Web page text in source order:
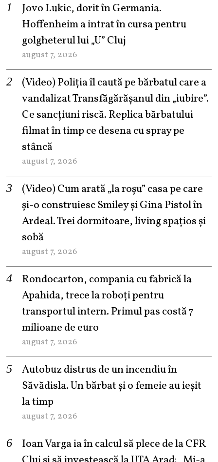
Jovo Lukic, dorit în Germania.
Hoffenheim a intrat în cursa pentru
golgheterul lui „U” Cluj
august 7, 2026
(Video) Poliția îl caută pe bărbatul care a
vandalizat Transfăgărășanul din „iubire”.
Ce sancțiuni riscă. Replica bărbatului
filmat în timp ce desena cu spray pe
stâncă
august 7, 2026
(Video) Cum arată „la roşu” casa pe care
şi-o construiesc Smiley şi Gina Pistol în
Ardeal. Trei dormitoare, living spațios și
sobă
august 7, 2026
Rondocarton, compania cu fabrică la
Apahida, trece la roboți pentru
transportul intern. Primul pas costă 7
milioane de euro
august 7, 2026
Autobuz distrus de un incendiu în
Săvădisla. Un bărbat și o femeie au ieșit
la timp
august 7, 2026
Ioan Varga ia în calcul să plece de la CFR